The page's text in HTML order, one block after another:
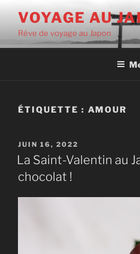
contenu
principal
VOYAGE AU
Rêve de voyage au Japon
ÉTIQUETTE : AMOUR
PUBLIÉ
LE
JUIN 16, 2022
La Saint-Valentin au
chocolat !